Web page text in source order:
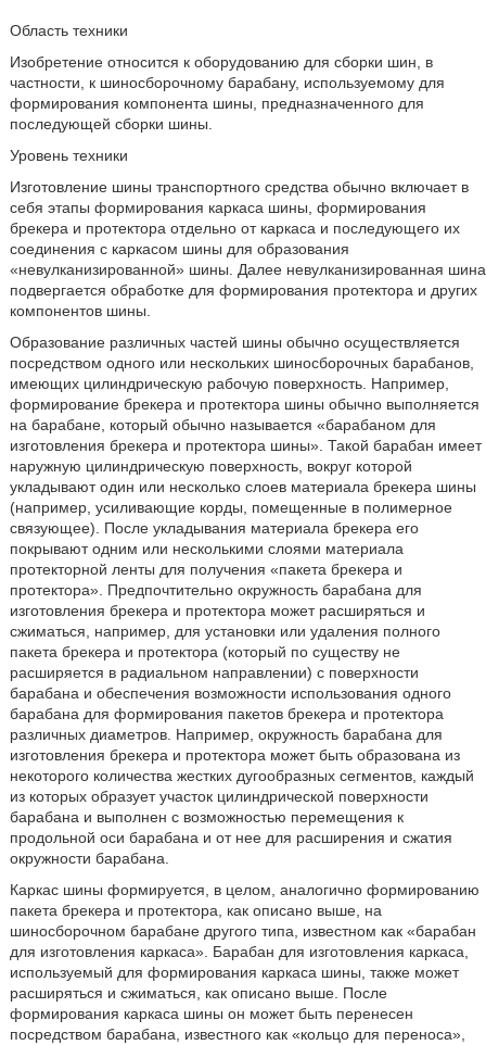
Область техники
Изобретение относится к оборудованию для сборки шин, в
частности, к шиносборочному барабану, используемому для
формирования компонента шины, предназначенного для
последующей сборки шины.
Уровень техники
Изготовление шины транспортного средства обычно включает в
себя этапы формирования каркаса шины, формирования
брекера и протектора отдельно от каркаса и последующего их
соединения с каркасом шины для образования
«невулканизированной» шины. Далее невулканизированная шина
подвергается обработке для формирования протектора и других
компонентов шины.
Образование различных частей шины обычно осуществляется
посредством одного или нескольких шиносборочных барабанов,
имеющих цилиндрическую рабочую поверхность. Например,
формирование брекера и протектора шины обычно выполняется
на барабане, который обычно называется «барабаном для
изготовления брекера и протектора шины». Такой барабан имеет
наружную цилиндрическую поверхность, вокруг которой
укладывают один или несколько слоев материала брекера шины
(например, усиливающие корды, помещенные в полимерное
связующее). После укладывания материала брекера его
покрывают одним или несколькими слоями материала
протекторной ленты для получения «пакета брекера и
протектора». Предпочтительно окружность барабана для
изготовления брекера и протектора может расширяться и
сжиматься, например, для установки или удаления полного
пакета брекера и протектора (который по существу не
расширяется в радиальном направлении) с поверхности
барабана и обеспечения возможности использования одного
барабана для формирования пакетов брекера и протектора
различных диаметров. Например, окружность барабана для
изготовления брекера и протектора может быть образована из
некоторого количества жестких дугообразных сегментов, каждый
из которых образует участок цилиндрической поверхности
барабана и выполнен с возможностью перемещения к
продольной оси барабана и от нее для расширения и сжатия
окружности барабана.
Каркас шины формируется, в целом, аналогично формированию
пакета брекера и протектора, как описано выше, на
шиносборочном барабане другого типа, известном как «барабан
для изготовления каркаса». Барабан для изготовления каркаса,
используемый для формирования каркаса шины, также может
расширяться и сжиматься, как описано выше. После
формирования каркаса шины он может быть перенесен
посредством барабана, известного как «кольцо для переноса»,